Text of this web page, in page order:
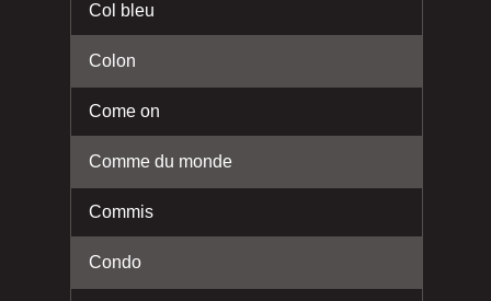
Col bleu
Colon
Come on
Comme du monde
Commis
Condo